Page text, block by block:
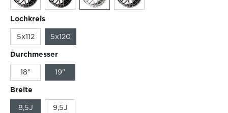
Lochkreis
5x112 5x120
Durchmesser
18" 19"
Breite
8,5J 9,5J